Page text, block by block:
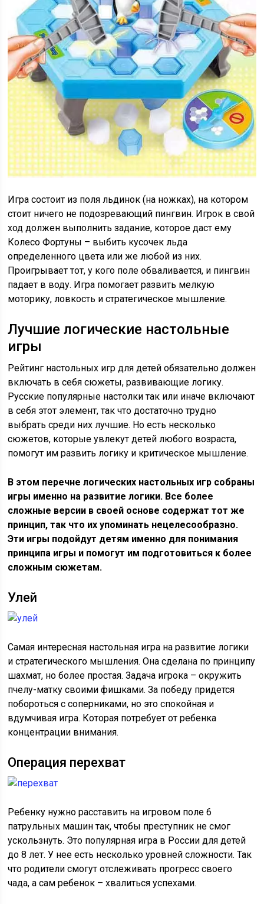
Игра состоит из поля льдинок (на ножках), на котором
стоит ничего не подозревающий пингвин. Игрок в свой
ход должен выполнить задание, которое даст ему
Колесо Фортуны – выбить кусочек льда
определенного цвета или же любой из них.
Проигрывает тот, у кого поле обваливается, и пингвин
падает в воду. Игра помогает развить мелкую
моторику, ловкость и стратегическое мышление.
Лучшие логические настольные
игры
Рейтинг настольных игр для детей обязательно должен
включать в себя сюжеты, развивающие логику.
Русские популярные настолки так или иначе включают
в себя этот элемент, так что достаточно трудно
выбрать среди них лучшие. Но есть несколько
сюжетов, которые увлекут детей любого возраста,
помогут им развить логику и критическое мышление.
В этом перечне логических настольных игр собраны
игры именно на развитие логики. Все более
сложные версии в своей основе содержат тот же
принцип, так что их упоминать нецелесообразно.
Эти игры подойдут детям именно для понимания
принципа игры и помогут им подготовиться к более
сложным сюжетам.
Улей
Самая интересная настольная игра на развитие логики
и стратегического мышления. Она сделана по принципу
шахмат, но более простая. Задача игрока – окружить
пчелу-матку своими фишками. За победу придется
побороться с соперниками, но это спокойная и
вдумчивая игра. Которая потребует от ребенка
концентрации внимания.
Операция перехват
Ребенку нужно расставить на игровом поле 6
патрульных машин так, чтобы преступник не смог
ускользнуть. Это популярная игра в России для детей
до 8 лет. У нее есть несколько уровней сложности. Так
что родители смогут отслеживать прогресс своего
чада, а сам ребенок – хвалиться успехами.